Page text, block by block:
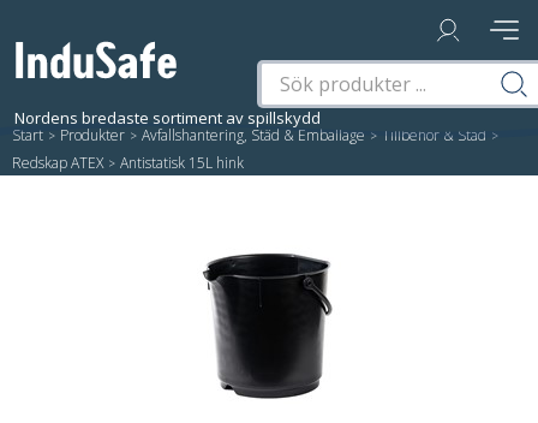
Start / Produkter / Avfallshantering, Städ & Emballage / Tillbehör & Städ /
Redskap ATEX / Antistatisk 15L hink